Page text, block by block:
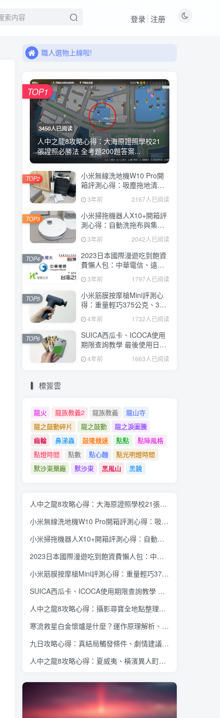
登录 注册
來看看11月有什麼新品!
來看看11月有什麼新品!
3450人已阅读
人中之龍8攻略心得：大海原證照學校21
張證照必勝法 全考題200題答案...
TOP1
小米無線洗地機W10 Pro開
箱評測心得：吸塵拖地清洗3
合1、90度可調式機身、續航
力35分鐘、售價15995元
3年前 2167人已阅读
TOP2
小米掃拖機器人X10+開箱評
測心得：自動洗拖布與集
塵、旋轉式拖布更乾淨、連
續使用2小時、售價26995元
3年前 2042人已阅读
TOP3
2023日本國際漫遊吃到飽資
費懶人包：中華電信、遠傳
電信、台灣大哥大、台灣之
星、亞太電信
3年前 1797人已阅读
TOP4
小米筋膜按摩槍Mini評測心
得：重量輕巧375公克、3種
替換頭和3種模式、售價
2295元
4年前 1732人已阅读
TOP5
SUICA西瓜卡、ICOCA使用
期限查詢教學 最後使用日10
年內都有效 Android、iOS都
適用4年前 1663人已阅读
TOP6
標簽雲
龍火 龍族教義2 龍族教義
龍山寺
龍之鼓動碎片
龍之鼓動
龍之淚圖騰
齒輪
鼻涕蟲 鼓隆競速 點點
點陣風格
點燈時間
點數 點心麵
點光明燈時間
默沙東藥廠
默沙東 黑風山 黑鏡
人中之龍8攻略心得：大海原證照學校21張證照必勝法 全考題200題答案整理
小米無線洗地機W10 Pro開箱評測心得：吸塵拖地清洗3合1、90度可調式機身、續航力35分鐘、售價15995元
小米掃拖機器人X10+開箱評測心得：自動洗拖布與集塵、旋轉式拖布更乾淨、連續使用2小時、售價26995元
2023日本國際漫遊吃到飽資費懶人包：中華電信、遠傳電信、台灣大哥大、台灣之星、亞太電信
小米筋膜按摩槍Mini評測心得：重量輕巧375公克、3種替換頭和3種模式、售價2295元
SUICA西瓜卡、ICOCA使用期限查詢教學 最後使用日10年內都有效 Android、iOS都適用
人中之龍8攻略心得：攝影尋寶全地點整理、70個夏威夷與40個橫濱拍攝位置圖解
寒流救星白金懷爐是什麼？運作原理解析、相比電暖蛋有哪些優缺點？懷爐挑選方法介紹
九日攻略心得：真結局觸發條件、劇情建議攻略順序、全流程過關整理
人中之龍8攻略心得：夏威夷、橫濱異人町、神室町 全部14位神秘捏捏NPC地圖位置整理